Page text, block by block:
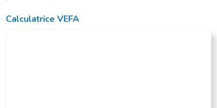
Calculatrice VEFA